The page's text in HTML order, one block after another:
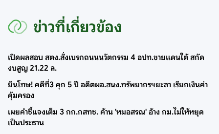
ข่าวที่เกี่ยวข้อง
เปิดผลสอบ สตง.สั่งเบรกถนนนวัตกรรม 4 อปท.ชายแดนใต้ สกัด
งบสูญ 21.22 ล.
ยืนโทษ! คดีที่3 คุก 5 ปี อดีตผอ.สนง.ทรัพยากรฯยะลา เรียกเงินค่า
คุ้มครอง
เผยคำชี้แจงเต็ม 3 กก.กสทช. ค้าน 'หมอสรณ' อ้าง กม.ไม่ให้หยุด
เป็นประธาน